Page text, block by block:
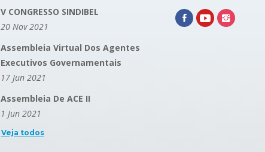
V CONGRESSO SINDIBEL
20 Nov 2021
Assembleia Virtual Dos Agentes
Executivos Governamentais
17 Jun 2021
Assembleia De ACE II
1 Jun 2021
Veja todos